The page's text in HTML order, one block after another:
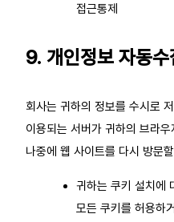
접근통제
9. 개인정보 자동
회사는 귀하의 정보를 수시로
이용되는 서버가 귀하의 브라
나중에 웹 사이트를 다시 방문
귀하는 쿠키 설치에
모든 쿠키를 허용하